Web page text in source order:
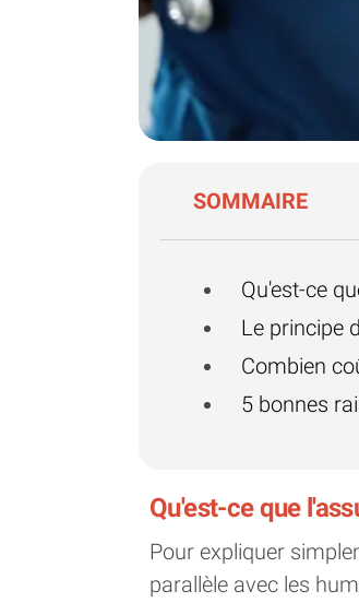
SOMMAIRE
Qu'est-ce
Le principe
Combien
5 bonnes
Qu'est-ce que
Pour expliquer
parallèle avec les